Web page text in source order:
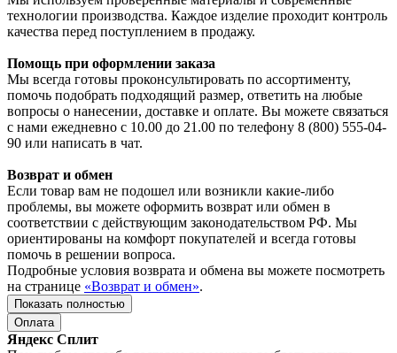
технологии производства. Каждое изделие проходит контроль
качества перед поступлением в продажу.
Помощь при оформлении заказа
Мы всегда готовы проконсультировать по ассортименту,
помочь подобрать подходящий размер, ответить на любые
вопросы о нанесении, доставке и оплате. Вы можете связаться
с нами ежедневно с 10.00 до 21.00 по телефону 8 (800) 555-04-
90 или написать в чат.
Возврат и обмен
Если товар вам не подошел или возникли какие-либо
проблемы, вы можете оформить возврат или обмен в
соответствии с действующим законодательством РФ. Мы
ориентированы на комфорт покупателей и всегда готовы
помочь в решении вопроса.
Подробные условия возврата и обмена вы можете посмотреть
на странице «Возврат и обмен».
Показать полностью
Оплата
Яндекс Сплит